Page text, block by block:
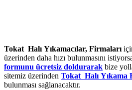
Tokat Halı Yıkamacılar, Firmaları
üzerinden daha hızı bulunmasını
formunu ücretsiz doldurarak bize
sitemiz üzerinden Tokat Halı Yıkama
bulunması sağlanacaktır.